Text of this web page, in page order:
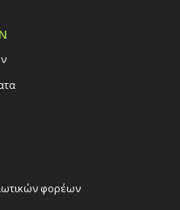
φορέων